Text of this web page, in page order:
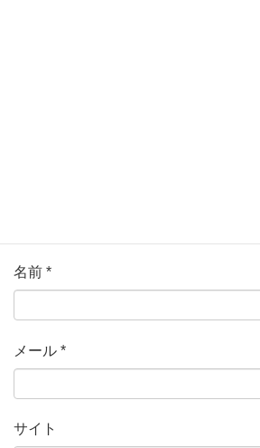
名前 *
メール *
サイト